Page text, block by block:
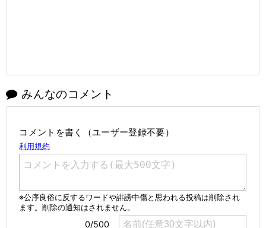
みんなのコメント
コメントを書く（ユーザー登録不要）